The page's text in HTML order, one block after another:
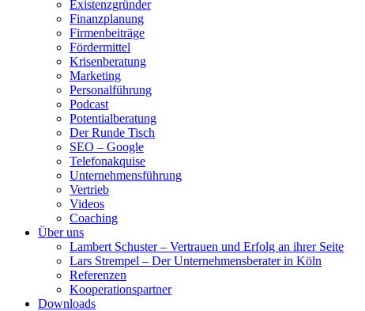
Existenzgründer
Finanzplanung
Firmenbeiträge
Fördermittel
Krisenberatung
Marketing
Personalführung
Podcast
Potentialberatung
Der Runde Tisch
SEO – Google
Telefonakquise
Unternehmensführung
Vertrieb
Videos
Coaching
Über uns
Lambert Schuster – Vertrauen und Erfolg an ihrer Seite
Lars Strempel – Der Unternehmensberater in Köln
Referenzen
Kooperationspartner
Downloads